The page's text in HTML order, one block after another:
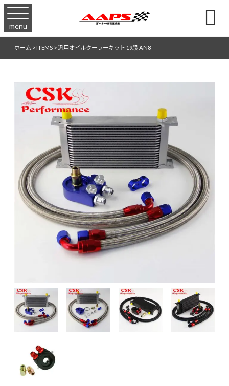
menu 
ホーム>ITEMS>汎用オイルクーラーキット 19段 AN8